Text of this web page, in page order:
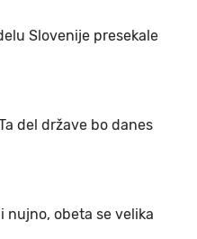
Slovenije presekale
del države bo danes
nujno, obeta se velika